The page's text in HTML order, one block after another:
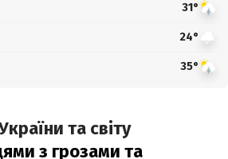
31°
24°
35°
та світу
з грозами та